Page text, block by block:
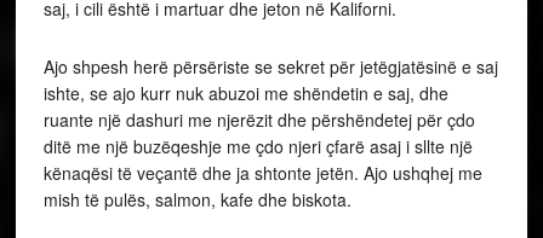
saj, i cili është i martuar dhe jeton në Kaliforni.
Ajo shpesh herë përsëriste se sekret për jetëgjatësinë e saj
ishte, se ajo kurr nuk abuzoi me shëndetin e saj, dhe
ruante një dashuri me njerëzit dhe përshëndetej për çdo
ditë me një buzëqeshje me çdo njeri çfarë asaj i sllte një
kënaqësi të veçantë dhe ja shtonte jetën. Ajo ushqhej me
mish të pulës, salmon, kafe dhe biskota.